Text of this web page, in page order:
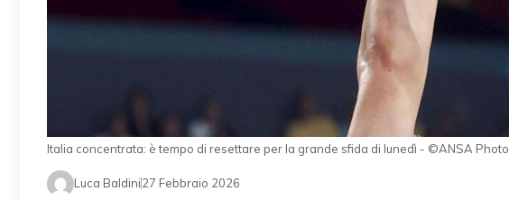
Italia concentrata: è tempo di resettare per la grande sfida di lunedì - ©ANSA Photo
Luca Baldini27 Febbraio 2026